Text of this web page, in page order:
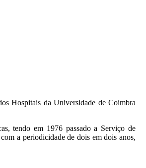
Hospitais da Universidade de Coimbra
tendo em 1976 passado a Serviço de
a periodicidade de dois em dois anos,